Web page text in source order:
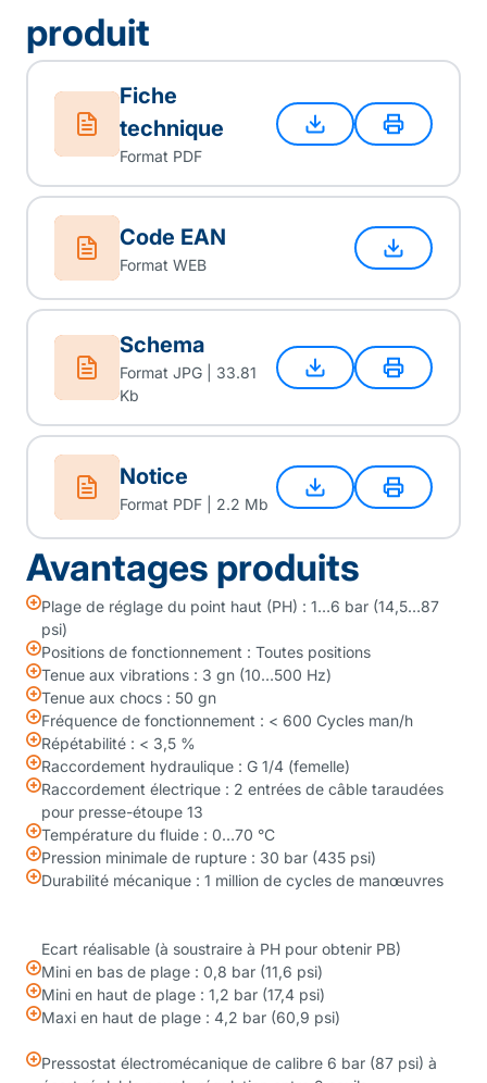
produit
Fiche
technique
Format PDF
Code EAN
Format WEB
Schema
Format JPG | 33.81
Kb
Notice
Format PDF | 2.2 Mb
Avantages produits
Plage de réglage du point haut (PH) : 1…6 bar (14,5…87
psi)
Positions de fonctionnement : Toutes positions
Tenue aux vibrations : 3 gn (10…500 Hz)
Tenue aux chocs : 50 gn
Fréquence de fonctionnement : < 600 Cycles man/h
Répétabilité : < 3,5 %
Raccordement hydraulique : G 1/4 (femelle)
Raccordement électrique : 2 entrées de câble taraudées
pour presse-étoupe 13
Température du fluide : 0…70 °C
Pression minimale de rupture : 30 bar (435 psi)
Durabilité mécanique : 1 million de cycles de manœuvres
Ecart réalisable (à soustraire à PH pour obtenir PB)
Mini en bas de plage : 0,8 bar (11,6 psi)
Mini en haut de plage : 1,2 bar (17,4 psi)
Maxi en haut de plage : 4,2 bar (60,9 psi)
Pressostat électromécanique de calibre 6 bar (87 psi) à